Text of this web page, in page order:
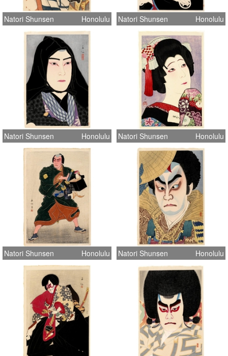
Natori Shunsen Honolulu Natori Shunsen Honolulu
Natori Shunsen Honolulu Natori Shunsen Honolulu
Natori Shunsen Honolulu Natori Shunsen Honolulu